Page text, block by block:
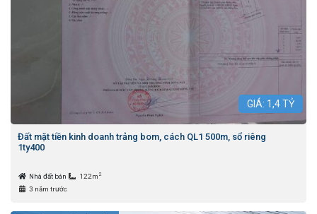
GIÁ: 1,4TỶ
Đất mặt tiền kinh doanh trảng bom, cách QL1 500m, sổ riêng
1ty400
Nhà đất bán 122m 2
3 năm trước